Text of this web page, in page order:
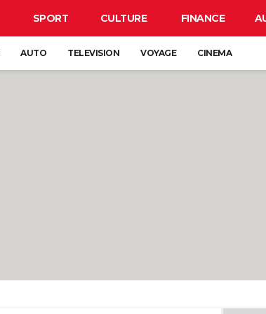
SPORT CULTURE FINANCE
AUTO TELEVISION VOYAGE CINEMA